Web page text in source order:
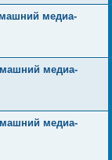
медиа-
медиа-
медиа-